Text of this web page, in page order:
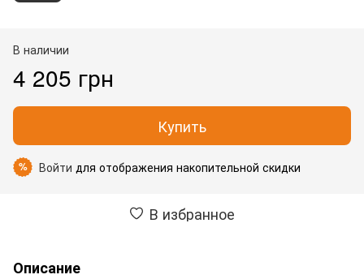
В наличии
4 205 грн
Купить
% Войти для отображения накопительной скидки
В избранное
Описание